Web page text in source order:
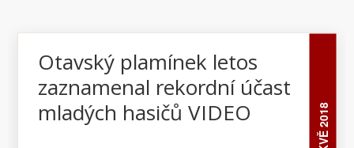
Otavský plamínek letos
zaznamenal rekordní účast
mladých hasičů VIDEO